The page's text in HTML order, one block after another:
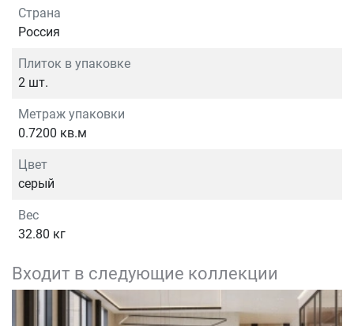
Страна
Россия
Плиток в упаковке
2 шт.
Метраж упаковки
0.7200 кв.м
Цвет
серый
Вес
32.80 кг
Входит в следующие коллекции